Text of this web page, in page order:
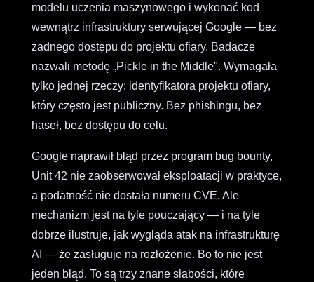
modelu uczenia maszynowego i wykonać kod
wewnątrz infrastruktury serwującej Google — bez
żadnego dostępu do projektu ofiary. Badacze
nazwali metodę „Pickle in the Middle". Wymagała
tylko jednej rzeczy: identyfikatora projektu ofiary,
który często jest publiczny. Bez phishingu, bez
haseł, bez dostępu do celu.
Google naprawił błąd przez program bug bounty,
Unit 42 nie zaobserwował eksploatacji w praktyce,
a podatność nie dostała numeru CVE. Ale
mechanizm jest na tyle pouczający — i na tyle
dobrze ilustruje, jak wygląda atak na infrastrukturę
AI — że zasługuje na rozłożenie. Bo to nie jest
jeden błąd. To są trzy znane słabości, które